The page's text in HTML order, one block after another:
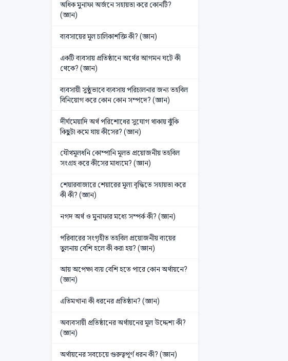
অধিক মুনাফা অর্জনে সহায়তা করে কোনটি?
(জ্ঞান)
ব্যবসায়ের মূল চালিকাশক্তি কী? (জ্ঞান)
একটি ব্যবসায় প্রতিষ্ঠানে অর্থের আগমন ঘটে কী
থেকে? (জ্ঞান)
ব্যবসায়ী সুষ্ঠুভাবে ব্যবসায় পরিচালনার জন্য তহবিল
বিনিয়োগ করে কোন কোন সম্পদে? (জ্ঞান)
দীর্ঘমেয়াদি অর্থ পরিশোধের সুযোগ থাকায় ঝুঁকি
কিছুটা কমে যায় কীসের? (জ্ঞান)
যৌথমূলধনি কোম্পানি মূলত প্রয়োজনীয় তহবিল
সংগ্রহ করে কীসের মাধ্যমে? (জ্ঞান)
শেয়ারবাজারে শেয়ারের মূল্য বৃদ্ধিতে সহায়তা করে
কী কী? (জ্ঞান)
নগদ অর্থ ও মুনাফার মধ্যে সম্পর্ক কী? (জ্ঞান)
পরিবারের সংগৃহীত তহবিল প্রয়োজনীয় ব্যয়ের
তুলনায় বেশি হলে কী করা হয়? (জ্ঞান)
আয় অপেক্ষা ব্যয় বেশি হতে পারে কোন অর্থায়নে?
(জ্ঞান)
এতিমখানা কী ধরনের প্রতিষ্ঠান? (জ্ঞান)
অব্যবসায়ী প্রতিষ্ঠানের অর্থায়নের মূল উদ্দেশ্য কী?
(জ্ঞান)
অর্থায়নের সবচেয়ে গুরুত্বপূর্ণ ধরন কী? (জ্ঞান)